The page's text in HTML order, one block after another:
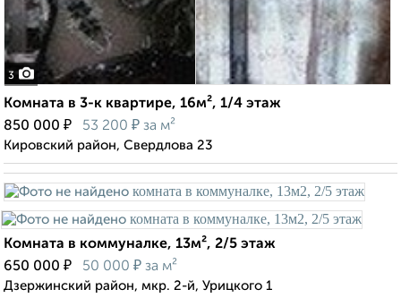
3
Комната в 3-к квартире, 16м², 1/4 этаж
850 000 ₽ 53 200 ₽ за м²
Кировский район, Свердлова 23
Комната в коммуналке, 13м², 2/5 этаж
650 000 ₽ 50 000 ₽ за м²
Дзержинский район, мкр. 2-й, Урицкого 1